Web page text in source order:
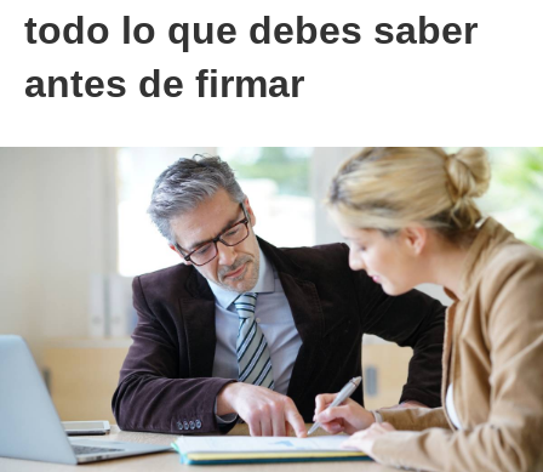
todo lo que debes saber
antes de firmar